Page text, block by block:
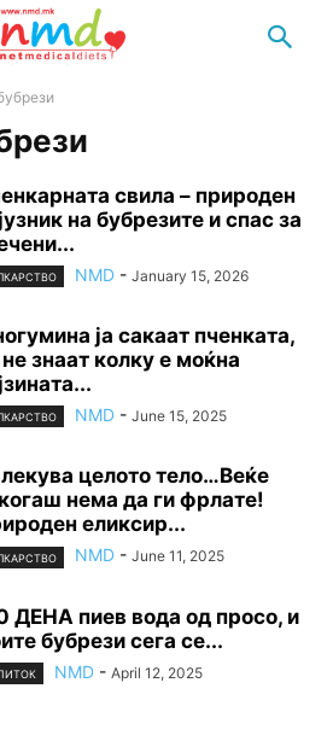
свила – природен
на бубрезите и спас за
NMD - January 15, 2026
ја сакаат пченката,
знаат колку е моќна
NMD - June 15, 2025
лекyва целото тело…Bеќе
нема да ги фpлате!
еликсиp...
NMD - June 11, 2025
ДЕНА пиев вода од просо, и
бубрези сега се...
NMD - April 12, 2025